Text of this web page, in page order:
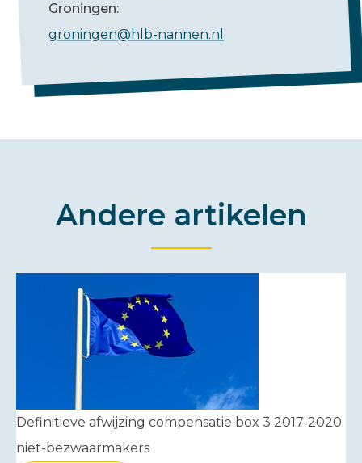
Groningen:
groningen@hlb-nannen.nl
Andere artikelen
Definitieve afwijzing compensatie box 3 2017-2020
niet-bezwaarmakers